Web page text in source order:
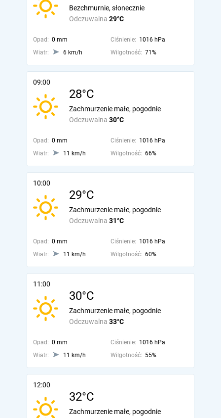
Odczuwalna 29°C
Bezchmurnie, słonecznie
Opad: 0 mm Ciśnienie: 1016 hPa
Wiatr:
6 km/h Wilgotność: 71%
09:00
28°C
Odczuwalna 30°C
Zachmurzenie małe, pogodnie
Opad: 0 mm Ciśnienie: 1016 hPa
Wiatr:
11 km/h Wilgotność: 66%
10:00
29°C
Odczuwalna 31°C
Zachmurzenie małe, pogodnie
Opad: 0 mm Ciśnienie: 1016 hPa
Wiatr:
11 km/h Wilgotność: 60%
11:00
30°C
Odczuwalna 33°C
Zachmurzenie małe, pogodnie
Opad: 0 mm Ciśnienie: 1016 hPa
Wiatr:
11 km/h Wilgotność: 55%
12:00
32°C
Zachmurzenie małe, pogodnie